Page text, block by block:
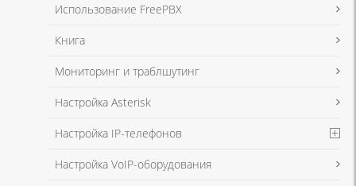
Использование FreePBX
Книга
Мониторинг и траблшутинг
Настройка Asterisk
Настройка IP-телефонов
Настройка VoIP-оборудования